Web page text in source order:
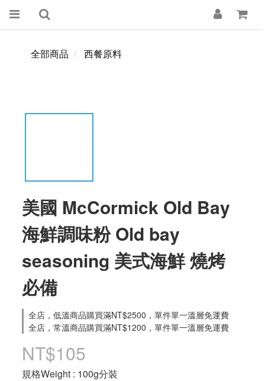
全部商品 西餐原料
美國 McCormick Old Bay
海鮮調味粉 Old bay
seasoning 美式海鮮 燒烤
必備
全店，低溫商品購買滿NT$2500，單件單一溫層免運費
全店，常溫商品購買滿NT$1200，單件單一溫層免運費
NT$105
規格Weight : 100g分裝